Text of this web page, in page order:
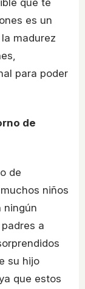
que te
es un
madurez
para poder
de
de
niños
ningún
a
su hijo
que estos